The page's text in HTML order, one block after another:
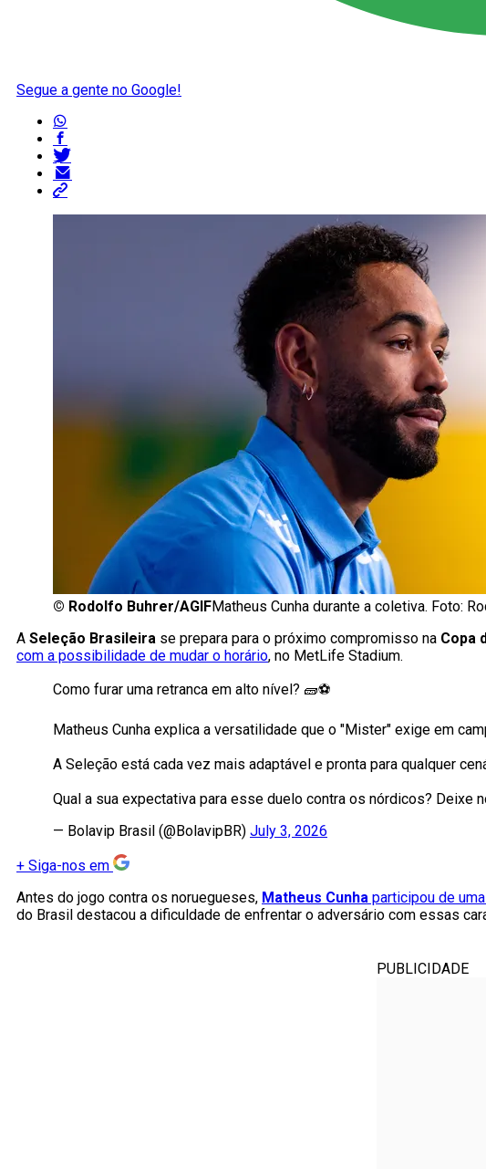
Segue a gente no Google!
© Rodolfo Buhrer/AGIFMatheus Cunha durante a coletiva. Foto:
A Seleção Brasileira se prepara para o próximo compromisso na Copa
com a possibilidade de mudar o horário, no MetLife Stadium.
Como furar uma retranca em alto nível? 🧱⚽️
Matheus Cunha explica a versatilidade que o "Mister" exige em
A Seleção está cada vez mais adaptável e pronta para qualquer
Qual a sua expectativa para esse duelo contra os nórdicos? Deixe
— Bolavip Brasil (@BolavipBR) July 3, 2026
+ Siga-nos em
Antes do jogo contra os noruegueses, Matheus Cunha participou de
do Brasil destacou a dificuldade de enfrentar o adversário com essas
PUBLICIDADE